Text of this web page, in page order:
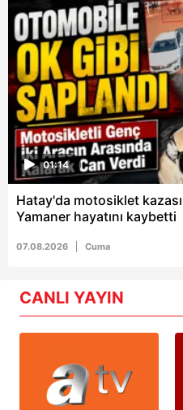
01:14
Hatay'da motosiklet
Yamaner hayatını kaybetti
07.08.2026 Cuma
CANLI YAYIN